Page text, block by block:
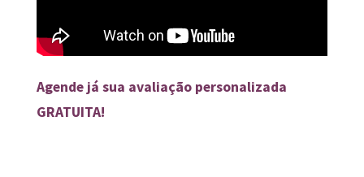
Agende já sua avaliação personalizada
GRATUITA!